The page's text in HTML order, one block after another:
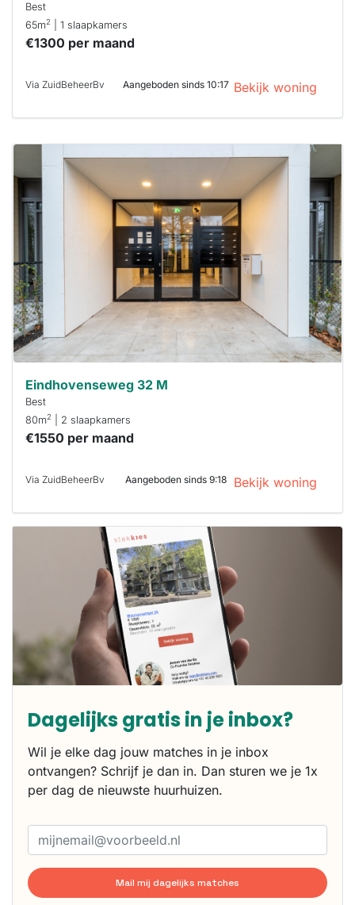
Best
65m2 | 1 slaapkamers
€1300 per maand
Via ZuidBeheerBv Aangeboden sinds 10:17 Bekijk woning
Deze woning
waarschijnlijk
binnen 15
reageren.
Eindhovenseweg 32 M
Best
80m2 | 2 slaapkamers
€1550 per maand
Via ZuidBeheerBv Aangeboden sinds 9:18 Bekijk woning
Dagelijks gratis in je inbox?
Wil je elke dag jouw matches in je inbox
ontvangen? Schrijf je dan in. Dan sturen we je 1x
per dag de nieuwste huurhuizen.
Mail mij dagelijks matches